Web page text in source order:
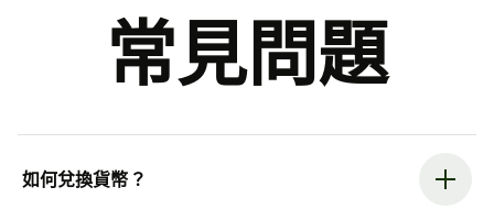
常見問題
如何兌換貨幣？